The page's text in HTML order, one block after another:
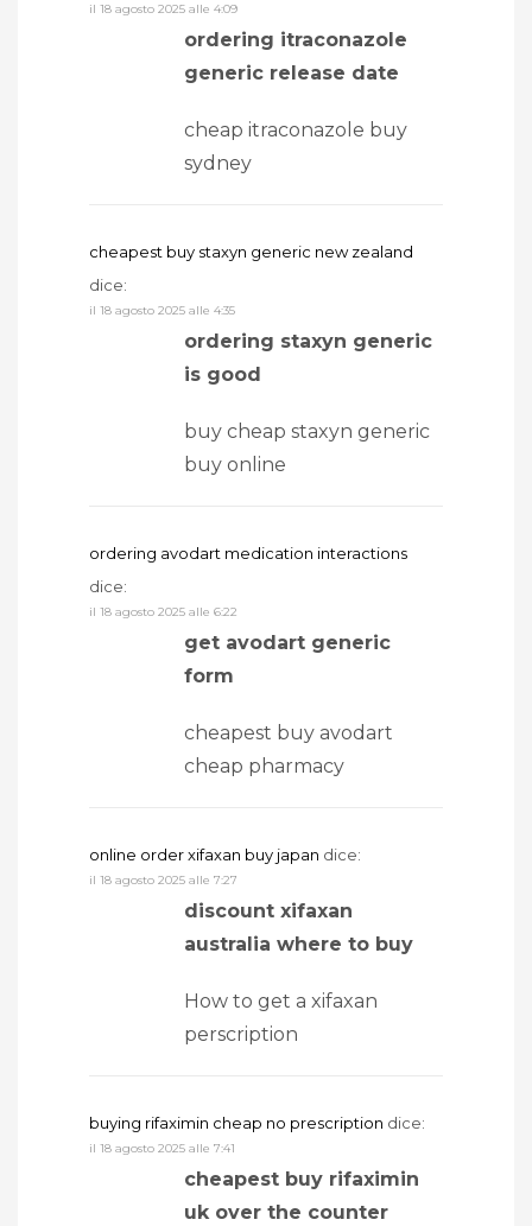
il 18 agosto 2025 alle 4:09
ordering itraconazole
generic release date
cheap itraconazole buy
sydney
cheapest buy staxyn generic new zealand
dice:
il 18 agosto 2025 alle 4:35
ordering staxyn generic
is good
buy cheap staxyn generic
buy online
ordering avodart medication interactions
dice:
il 18 agosto 2025 alle 6:22
get avodart generic
form
cheapest buy avodart
cheap pharmacy
online order xifaxan buy japan dice:
il 18 agosto 2025 alle 7:27
discount xifaxan
australia where to buy
How to get a xifaxan
perscription
buying rifaximin cheap no prescription dice:
il 18 agosto 2025 alle 7:41
cheapest buy rifaximin
uk over the counter